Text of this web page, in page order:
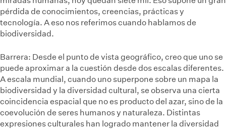
pérdida de conocimientos, creencias, prácticas y
tecnología. A eso nos referimos cuando hablamos de
biodiversidad.
Barrera: Desde el punto de vista geográfico, creo que uno se
puede aproximar a la cuestión desde dos escalas diferentes.
A escala mundial, cuando uno superpone sobre un mapa la
biodiversidad y la diversidad cultural, se observa una cierta
coincidencia espacial que no es producto del azar, sino de la
coevolución de seres humanos y naturaleza. Distintas
expresiones culturales han logrado mantener la diversidad